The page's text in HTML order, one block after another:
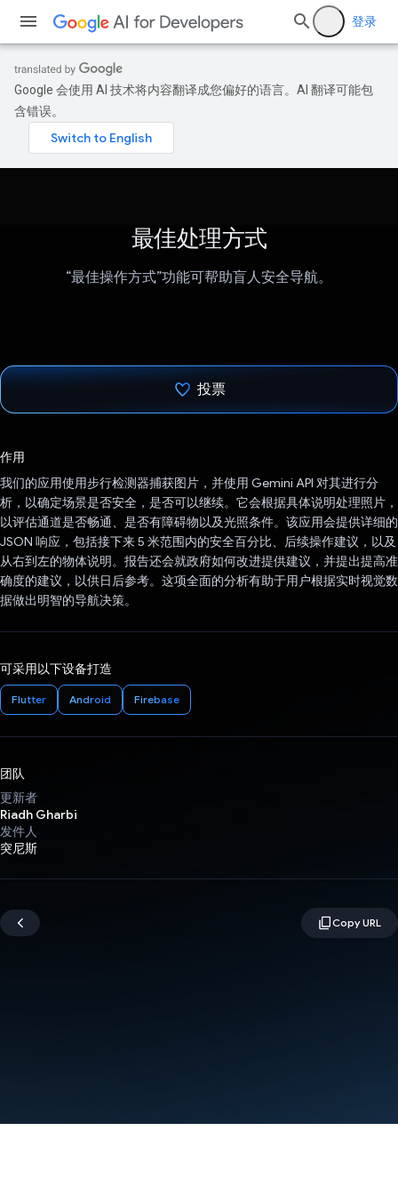
登录
Google 会使用 AI 技术将内容翻译成您偏好的语言。AI 翻译可能包
含错误。
最佳处理方式
“最佳操作方式”功能可帮助盲人安全导航。
投票
作用
我们的应用使用步行检测器捕获图片，并使用 Gemini API 对其进行分
析，以确定场景是否安全，是否可以继续。它会根据具体说明处理照片，
以评估通道是否畅通、是否有障碍物以及光照条件。该应用会提供详细的
JSON 响应，包括接下来 5 米范围内的安全百分比、后续操作建议，以及
从右到左的物体说明。报告还会就政府如何改进提供建议，并提出提高准
确度的建议，以供日后参考。这项全面的分析有助于用户根据实时视觉数
据做出明智的导航决策。
可采用以下设备打造
Flutter Android Firebase
团队
更新者
Riadh Gharbi
发件人
突尼斯